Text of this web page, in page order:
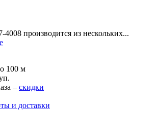
производится из нескольких...
100 м
– скидки
и доставки